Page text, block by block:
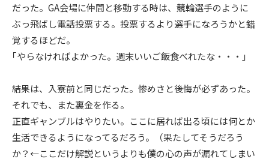
だった。GA会場に仲間と移動する時は、競輪選手のように
ぶっ飛ばし電話投票する。投票するより選手になろうかと錯
覚するほどだ。
｢やらなければよかった。週末いいご飯食べれたな・・・｣
結果は、入寮前と同じだった。惨めさと後悔が必ずあった。
それでも、また裏金を作る。
正直ギャンブルはやりたい。ここに居れば出る頃には何とか
生活できるようになってるだろう。（果たしてそうだろう
か？←ここだけ解説というよりも僕の心の声が漏れてしまい